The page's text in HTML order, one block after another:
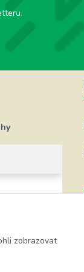
zobrazovat